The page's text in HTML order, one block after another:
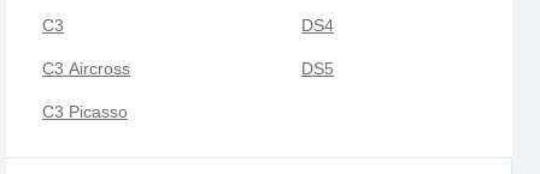
C3
C3 Aircross
C3 Picasso
DS4
DS5